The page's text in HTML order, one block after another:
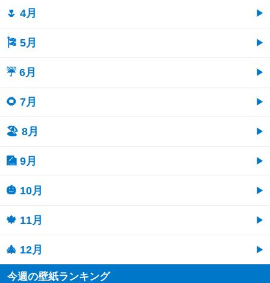
🌷 4月
🎏 5月
☔ 6月
🌻 7月
🏖 8月
🎑 9月
🎃 10月
🍁 11月
🎄 12月
今週の壁紙ランキング